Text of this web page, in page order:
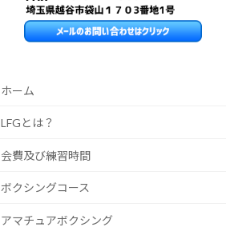
ホーム
LFGとは？
会費及び練習時間
ボクシングコース
アマチュアボクシング